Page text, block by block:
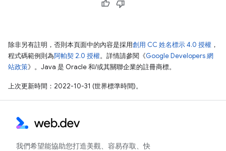
除非另有註明，否則本頁面中的內容是採用創用 CC 姓名標示 4.0 授權 ，
程式碼範例則為阿帕契 2.0 授權。詳情請參閱《Google Developers 網
站政策》。Java 是 Oracle 和/或其關聯企業的註冊商標。
上次更新時間：2022-10-31 (世界標準時間)。
我們希望能協助您打造美觀、容易存取、快